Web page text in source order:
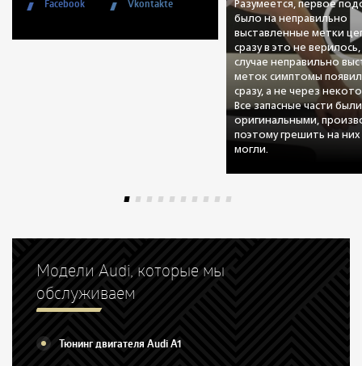
Facebook Vkontakte
Разумеется, первое
было на неправильно
выставленные метки
сразу в это не верилось,
случае неправильно
меток симптомы
сразу, а не через
Все запасные части
оригинальными,
поэтому грешить на
могли.
Модели Audi, которые мы
обслуживаем
Тюнинг двигателя Audi A1